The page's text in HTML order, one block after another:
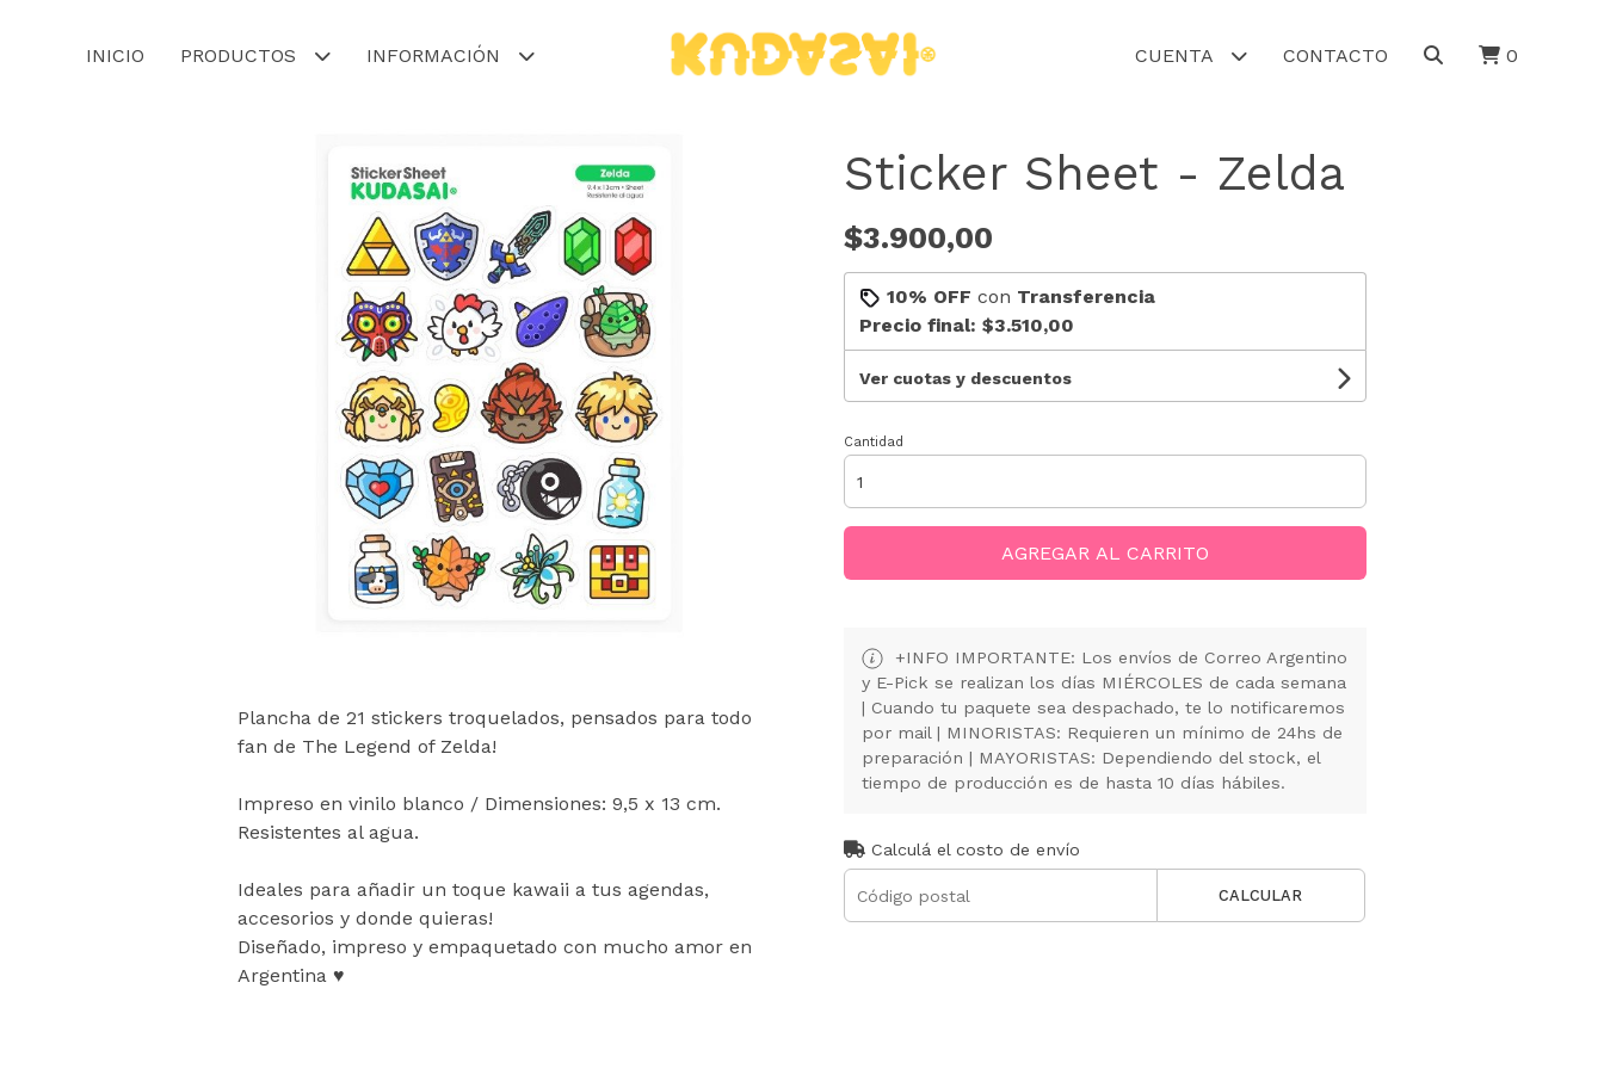
INICIO PRODUCTOS INFORMACIÓN CUENTA CONTACTO 0
Plancha de 21 stickers troquelados, pensados para todo
fan de The Legend of Zelda!
Impreso en vinilo blanco / Dimensiones: 9,5 x 13 cm.
Resistentes al agua.
Ideales para añadir un toque kawaii a tus agendas,
accesorios y donde quieras!
Diseñado, impreso y empaquetado con mucho amor en
Argentina ♥
Sticker Sheet - Zelda
$3.900,00
10% OFF con Transferencia
Precio final: $3.510,00
Ver cuotas y descuentos
Cantidad
AGREGAR AL CARRITO
+INFO IMPORTANTE: Los envíos de Correo Argentino
y E-Pick se realizan los días MIÉRCOLES de cada semana
| Cuando tu paquete sea despachado, te lo notificaremos
por mail | MINORISTAS: Requieren un mínimo de 24hs de
preparación | MAYORISTAS: Dependiendo del stock, el
tiempo de producción es de hasta 10 días hábiles.
Calculá el costo de envío
CALCULAR